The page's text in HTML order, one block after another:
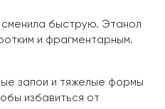
быструю. Этанол
и фрагментарным.
запои и тяжелые формы
избавиться от